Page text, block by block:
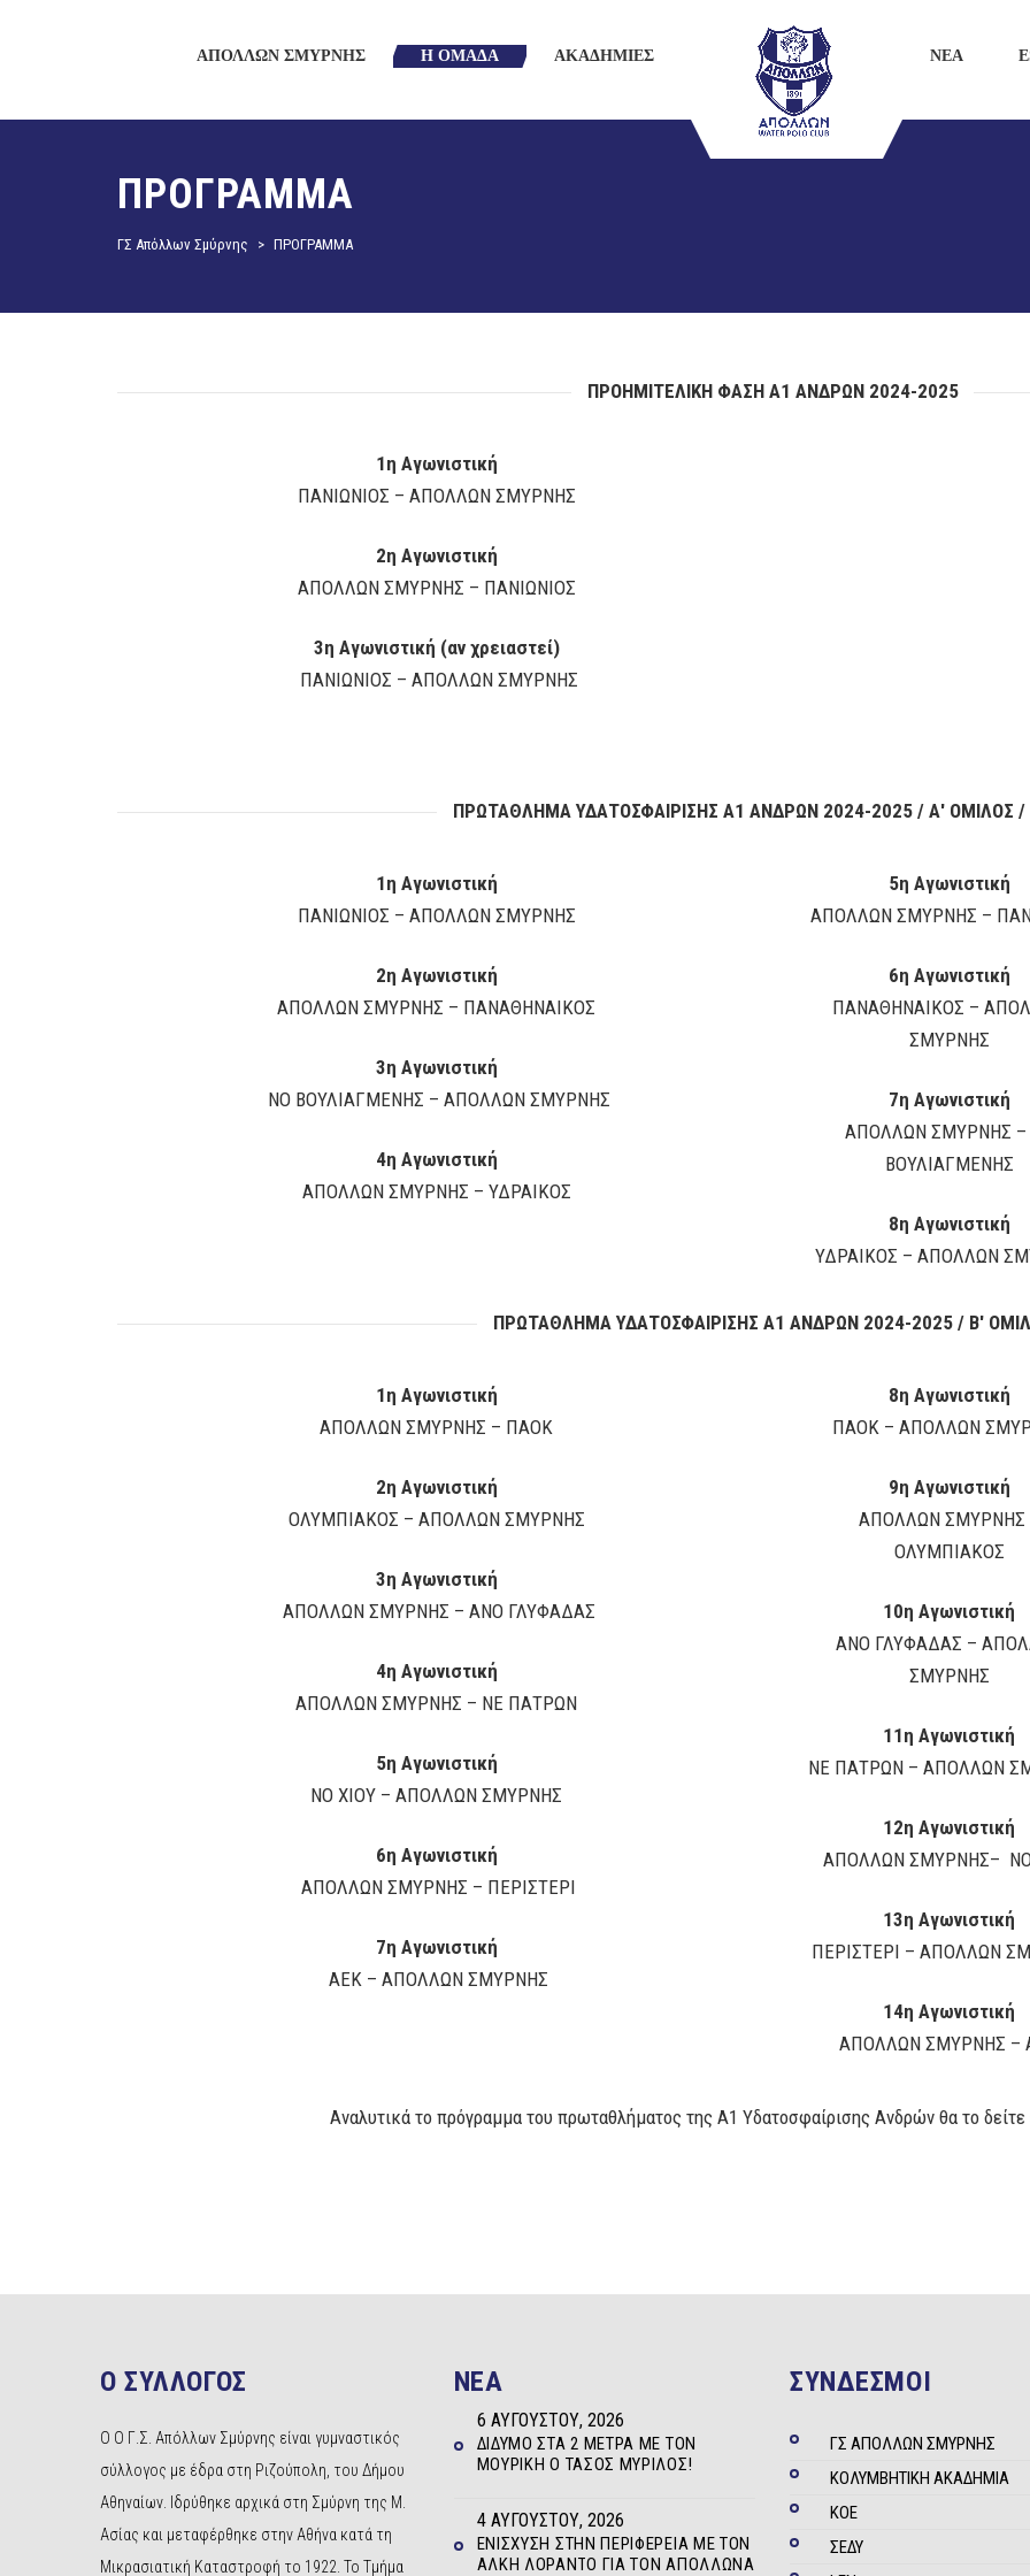
ΑΠΟΛΛΩΝ ΣΜΥΡΝΗΣ Η ΟΜΑΔΑ ΑΚΑΔΗΜΙΕΣ ΝΕΑ
ΠΡΟΓΡΑΜΜΑ
ΓΣ Απόλλων Σμύρνης > ΠΡΟΓΡΑΜΜΑ
ΠΡΟΗΜΙΤΕΛΙΚΗ ΦΑΣΗ Α1 ΑΝΔΡΩΝ 2024-2025
1η Αγωνιστική
ΠΑΝΙΩΝΙΟΣ – ΑΠΟΛΛΩΝ ΣΜΥΡΝΗΣ
2η Αγωνιστική
ΑΠΟΛΛΩΝ ΣΜΥΡΝΗΣ – ΠΑΝΙΩΝΙΟΣ
3η Αγωνιστική (αν χρειαστεί)
ΠΑΝΙΩΝΙΟΣ – ΑΠΟΛΛΩΝ ΣΜΥΡΝΗΣ
ΠΡΩΤΑΘΛΗΜΑ ΥΔΑΤΟΣΦΑΙΡΙΣΗΣ Α1 ΑΝΔΡΩΝ 2024-2025 / Α' ΟΜΙΛΟΣ
1η Αγωνιστική
ΠΑΝΙΩΝΙΟΣ – ΑΠΟΛΛΩΝ ΣΜΥΡΝΗΣ
2η Αγωνιστική
ΑΠΟΛΛΩΝ ΣΜΥΡΝΗΣ – ΠΑΝΑΘΗΝΑΙΚΟΣ
3η Αγωνιστική
ΝΟ ΒΟΥΛΙΑΓΜΕΝΗΣ – ΑΠΟΛΛΩΝ ΣΜΥΡΝΗΣ
4η Αγωνιστική
ΑΠΟΛΛΩΝ ΣΜΥΡΝΗΣ – ΥΔΡΑΙΚΟΣ
5η Αγωνιστική
ΑΠΟΛΛΩΝ ΣΜΥΡΝΗΣ –
6η Αγωνιστική
ΠΑΝΑΘΗΝΑΙΚΟΣ –
ΣΜΥΡΝΗΣ
7η Αγωνιστική
ΑΠΟΛΛΩΝ ΣΜΥΡΝΗΣ –
ΒΟΥΛΙΑΓΜΕΝΗΣ
8η Αγωνιστική
ΥΔΡΑΙΚΟΣ – ΑΠΟΛΛΩΝ
ΠΡΩΤΑΘΛΗΜΑ ΥΔΑΤΟΣΦΑΙΡΙΣΗΣ Α1 ΑΝΔΡΩΝ 2024-2025 / Β'
1η Αγωνιστική
ΑΠΟΛΛΩΝ ΣΜΥΡΝΗΣ – ΠΑΟΚ
2η Αγωνιστική
ΟΛΥΜΠΙΑΚΟΣ – ΑΠΟΛΛΩΝ ΣΜΥΡΝΗΣ
3η Αγωνιστική
ΑΠΟΛΛΩΝ ΣΜΥΡΝΗΣ – ΑΝΟ ΓΛΥΦΑΔΑΣ
4η Αγωνιστική
ΑΠΟΛΛΩΝ ΣΜΥΡΝΗΣ – ΝΕ ΠΑΤΡΩΝ
5η Αγωνιστική
ΝΟ ΧΙΟΥ – ΑΠΟΛΛΩΝ ΣΜΥΡΝΗΣ
6η Αγωνιστική
ΑΠΟΛΛΩΝ ΣΜΥΡΝΗΣ – ΠΕΡΙΣΤΕΡΙ
7η Αγωνιστική
ΑΕΚ – ΑΠΟΛΛΩΝ ΣΜΥΡΝΗΣ
8η Αγωνιστική
ΠΑΟΚ – ΑΠΟΛΛΩΝ
9η Αγωνιστική
ΑΠΟΛΛΩΝ ΣΜΥΡΝΗΣ
ΟΛΥΜΠΙΑΚΟΣ
10η Αγωνιστική
ΑΝΟ ΓΛΥΦΑΔΑΣ –
ΣΜΥΡΝΗΣ
11η Αγωνιστική
ΝΕ ΠΑΤΡΩΝ – ΑΠΟΛΛΩΝ
12η Αγωνιστική
ΑΠΟΛΛΩΝ ΣΜΥΡΝΗΣ– ΝΟ
13η Αγωνιστική
ΠΕΡΙΣΤΕΡΙ – ΑΠΟΛΛΩΝ
14η Αγωνιστική
ΑΠΟΛΛΩΝ ΣΜΥΡΝΗΣ –
Αναλυτικά το πρόγραμμα του πρωταθλήματος της Α1 Υδατοσφαίρισης Ανδρών θα το
Ο ΣΥΛΛΟΓΟΣ
Ο Ο Γ.Σ. Απόλλων Σμύρνης είναι γυμναστικός
σύλλογος με έδρα στη Ριζούπολη, του Δήμου
Αθηναίων. Ιδρύθηκε αρχικά στη Σμύρνη της Μ.
Ασίας και μεταφέρθηκε στην Αθήνα κατά τη
Μικρασιατική Καταστροφή το 1922. Το Τμήμα
NEA
ΔΊΔΥΜΟ ΣΤΑ 2 ΜΈΤΡΑ ΜΕ ΤΟΝ
ΜΟΥΡΊΚΗ Ο ΤΆΣΟΣ ΜΥΡΊΛΟΣ!
6 ΑΥΓΟΎΣΤΟΥ, 2026
ΕΝΊΣΧΥΣΗ ΣΤΗΝ ΠΕΡΙΦΈΡΕΙΑ ΜΕ ΤΟΝ
ΆΛΚΗ ΛΟΡΆΝΤΟ ΓΙΑ ΤΟΝ ΑΠΌΛΛΩΝΑ
4 ΑΥΓΟΎΣΤΟΥ, 2026
ΣΥΝΔΕΣΜΟΙ
ΓΣ ΑΠΟΛΛΩΝ ΣΜΥΡΝΗΣ
ΚΟΛΥΜΒΗΤΙΚΗ ΑΚΑΔΗΜΙΑ
ΚΟΕ
ΣΕΔΥ